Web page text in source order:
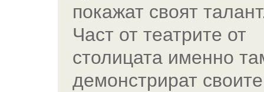
покажат своят
Част от театрите от
столицата именно
демонстрират своите